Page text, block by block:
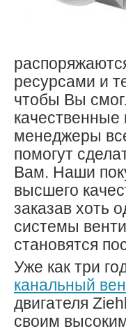
ресурсами и
чтобы Вы
менеджеры
помогут
Вам. Наши
высшего
заказав хоть
системы
становятся
Уже как три
канальный
двигателя
своим